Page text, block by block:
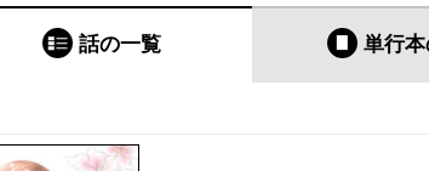
話の一覧 単行本